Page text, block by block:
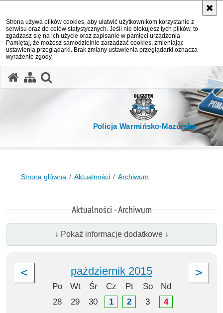
Strona używa plików cookies, aby ułatwić użytkownikom korzystanie z
serwisu oraz do celów statystycznych. Jeśli nie blokujesz tych plików, to
zgadzasz się na ich użycie oraz zapisanie w pamięci urządzenia.
Pamiętaj, że możesz samodzielnie zarządzać cookies, zmieniając
ustawienia przeglądarki. Brak zmiany ustawienia przeglądarki oznacza
wyrażenie zgody.
Policja Warmińsko-Mazurska
Strona główna Aktualności Archiwum
Aktualności - Archiwum
↓ Pokaż informacje dodatkowe ↓
październik 2015
Po Wt Śr Cz Pt So
Nd
28
29 30 1 2 3
4